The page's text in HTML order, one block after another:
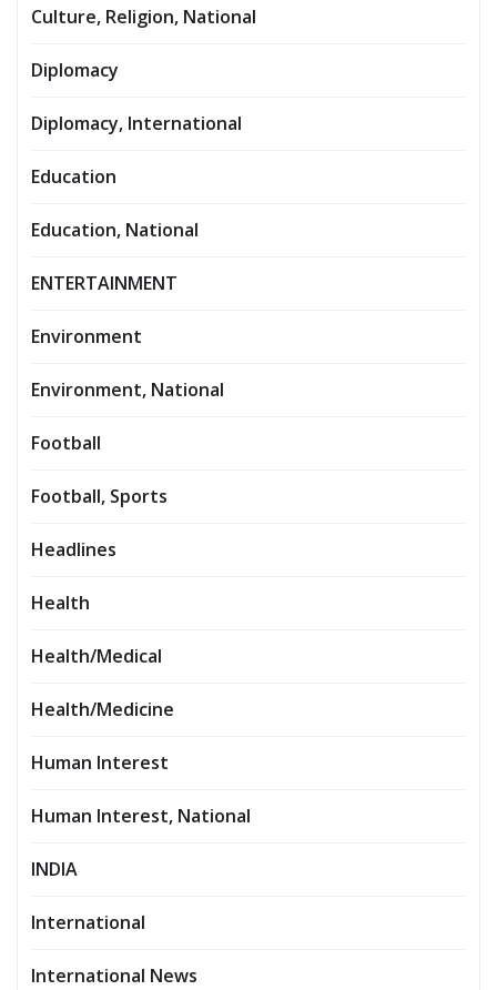
Culture, Religion, National
Diplomacy
Diplomacy, International
Education
Education, National
ENTERTAINMENT
Environment
Environment, National
Football
Football, Sports
Headlines
Health
Health/Medical
Health/Medicine
Human Interest
Human Interest, National
INDIA
International
International News